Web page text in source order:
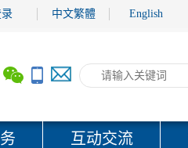
中文繁體 English
互动交流